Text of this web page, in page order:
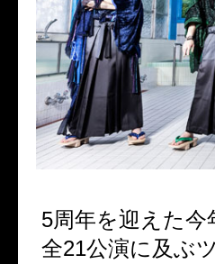
5周年を迎えた今
全21公演に及ぶ